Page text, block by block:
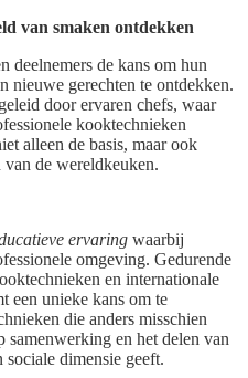
van smaken ontdekken
deelnemers de kans om hun
nieuwe gerechten te ontdekken.
door ervaren chefs, waar
kooktechnieken
alleen de basis, maar ook
de wereldkeuken.
ervaring waarbij
omgeving. Gedurende
en internationale
een unieke kans om te
die anders misschien
en het delen van
dimensie geeft.